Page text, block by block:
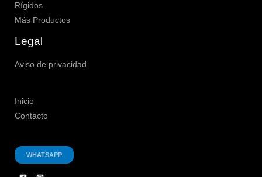
Rígidos
Más Productos
Legal
Aviso de privacidad
Inicio
Contacto
WHATSAPP